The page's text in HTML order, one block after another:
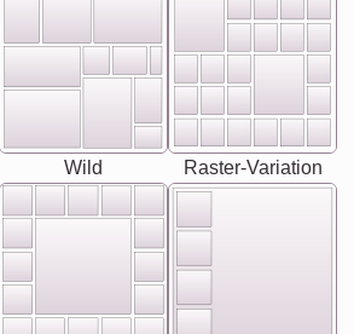
Wild Raster-Variation